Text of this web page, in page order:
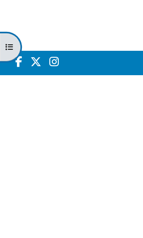
Apri indice del corso